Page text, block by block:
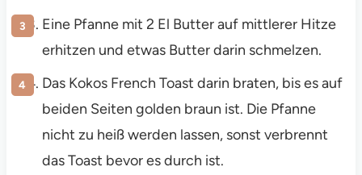
Eine Pfanne mit 2 El Butter auf mittlerer Hitze
erhitzen und etwas Butter darin schmelzen.
Das Kokos French Toast darin braten, bis es auf
beiden Seiten golden braun ist. Die Pfanne
nicht zu heiß werden lassen, sonst verbrennt
das Toast bevor es durch ist.